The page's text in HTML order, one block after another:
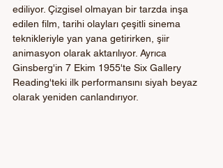
ediliyor. Çizgisel olmayan bir tarzda inşa
edilen film, tarihi olayları çeşitli sinema
teknikleriyle yan yana getirirken, şiir
animasyon olarak aktarılıyor. Ayrıca
Ginsberg'in 7 Ekim 1955'te Six Gallery
Reading'teki ilk performansını siyah beyaz
olarak yeniden canlandırıyor.